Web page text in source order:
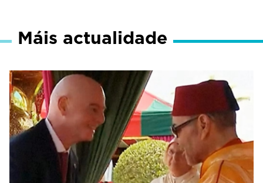
Máis actualidade